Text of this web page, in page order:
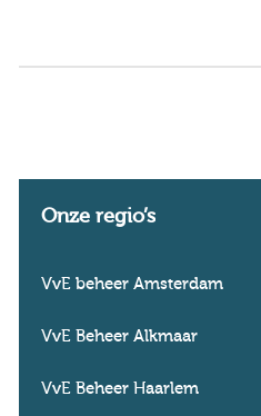
Onze regio’s
VvE beheer Amsterdam
VvE Beheer Alkmaar
VvE Beheer Haarlem